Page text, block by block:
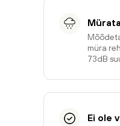
müra
73dB
Ei ole